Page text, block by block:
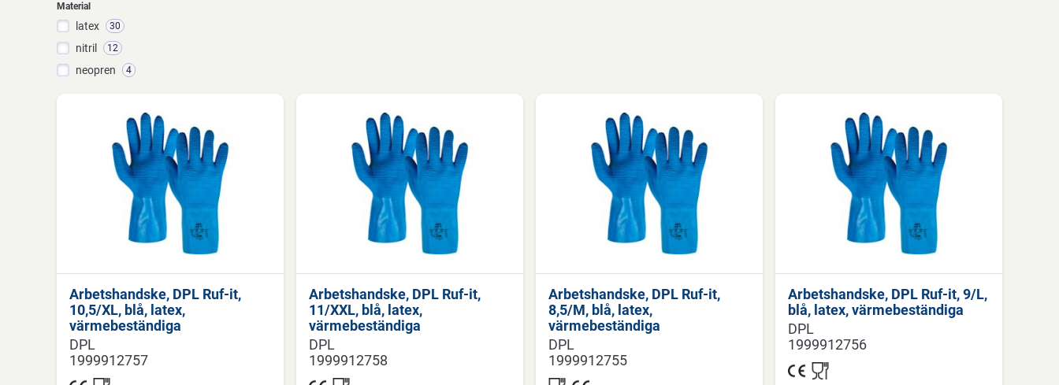
Material
latex 30
nitril 12
neopren 4
Arbetshandske, DPL Ruf-it,
10,5/XL, blå, latex,
värmebeständiga
DPL
1999912757
Arbetshandske, DPL Ruf-it,
11/XXL, blå, latex,
värmebeständiga
DPL
1999912758
Arbetshandske, DPL Ruf-it,
8,5/M, blå, latex,
värmebeständiga
DPL
1999912755
Arbetshandske, DPL Ruf-it, 9/L,
blå, latex, värmebeständiga
DPL
1999912756